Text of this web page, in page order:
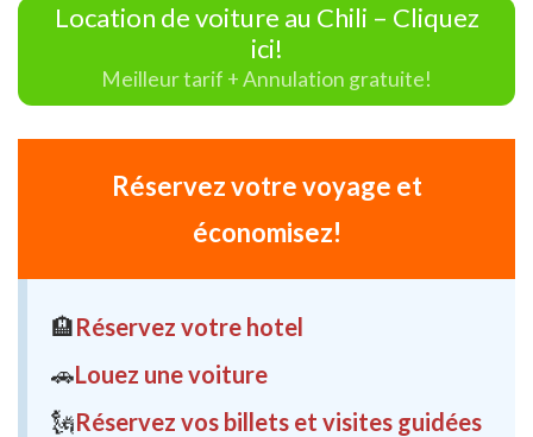
Location de voiture au Chili – Cliquez
ici!
Meilleur tarif + Annulation gratuite!
Réservez votre voyage et
économisez!
🏨Réservez votre hotel
🚗Louez une voiture
🗽Réservez vos billets et visites guidées